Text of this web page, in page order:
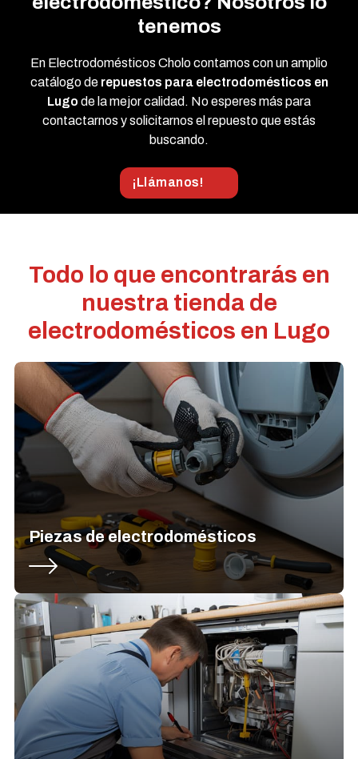
tenemos
En Electrodomésticos Cholo contamos con un amplio
catálogo de repuestos para electrodomésticos en
Lugo de la mejor calidad. No esperes más para
contactarnos y solicitarnos el repuesto que estás
buscando.
¡Llámanos!
Todo lo que encontrarás en
nuestra tienda de
electrodomésticos en Lugo
Piezas de electrodomésticos